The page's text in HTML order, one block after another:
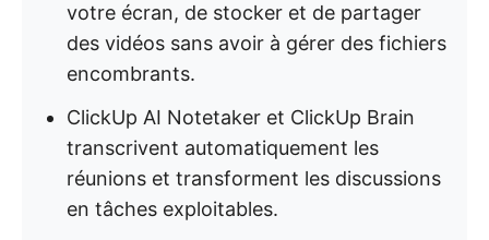
votre écran, de stocker et de partager
des vidéos sans avoir à gérer des fichiers
encombrants.
ClickUp AI Notetaker et ClickUp Brain
transcrivent automatiquement les
réunions et transforment les discussions
en tâches exploitables.